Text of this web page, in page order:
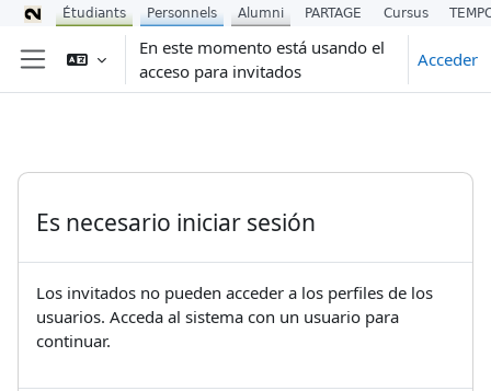
Salta al contenido principal
Panel lateral
En este momento está usando el
acceso para invitados
Acceder
Es necesario iniciar sesión
Los invitados no pueden acceder a los perfiles de los
usuarios. Acceda al sistema con un usuario para
continuar.
Étudiants Personnels Alumni PARTAGE Cursus